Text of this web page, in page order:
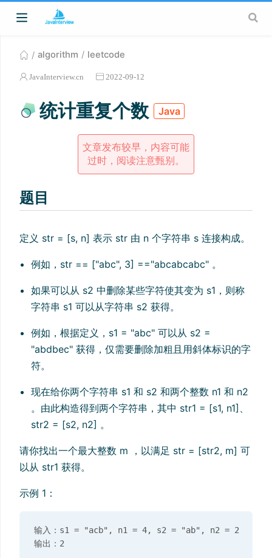
algorithm leetcode
JavaInterview.cn 2022-09-12
统计重复个数 Java
文章发布较早，内容可能
过时，阅读注意甄别。
题目
定义 str = [s, n] 表示 str 由 n 个字符串 s 连接构成。
例如，str == ["abc", 3] =="abcabcabc" 。
如果可以从 s2 中删除某些字符使其变为 s1，则称
字符串 s1 可以从字符串 s2 获得。
例如，根据定义，s1 = "abc" 可以从 s2 =
"abdbec" 获得，仅需要删除加粗且用斜体标识的字
符。
现在给你两个字符串 s1 和 s2 和两个整数 n1 和 n2
。由此构造得到两个字符串，其中 str1 = [s1, n1]、
str2 = [s2, n2] 。
请你找出一个最大整数 m ，以满足 str = [str2, m] 可
以从 str1 获得。
示例 1：
输入：s1 = "acb", n1 = 4, s2 = "ab", n2 = 2